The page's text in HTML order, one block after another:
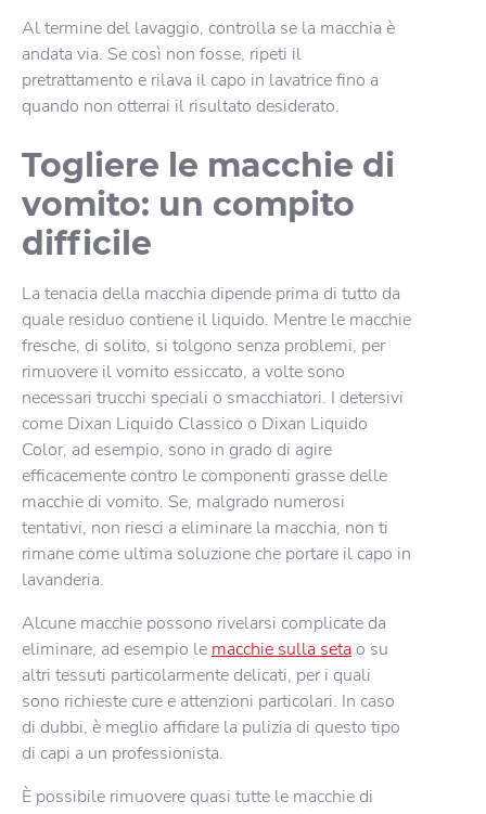
Al termine del lavaggio, controlla se la macchia è
andata via. Se così non fosse, ripeti il
pretrattamento e rilava il capo in lavatrice fino a
quando non otterrai il risultato desiderato.
Togliere le macchie di
vomito: un compito
difficile
La tenacia della macchia dipende prima di tutto da
quale residuo contiene il liquido. Mentre le macchie
fresche, di solito, si tolgono senza problemi, per
rimuovere il vomito essiccato, a volte sono
necessari trucchi speciali o smacchiatori. I detersivi
come Dixan Liquido Classico o Dixan Liquido
Color, ad esempio, sono in grado di agire
efficacemente contro le componenti grasse delle
macchie di vomito. Se, malgrado numerosi
tentativi, non riesci a eliminare la macchia, non ti
rimane come ultima soluzione che portare il capo in
lavanderia.
Alcune macchie possono rivelarsi complicate da
eliminare, ad esempio le macchie sulla seta o su
altri tessuti particolarmente delicati, per i quali
sono richieste cure e attenzioni particolari. In caso
di dubbi, è meglio affidare la pulizia di questo tipo
di capi a un professionista.
È possibile rimuovere quasi tutte le macchie di